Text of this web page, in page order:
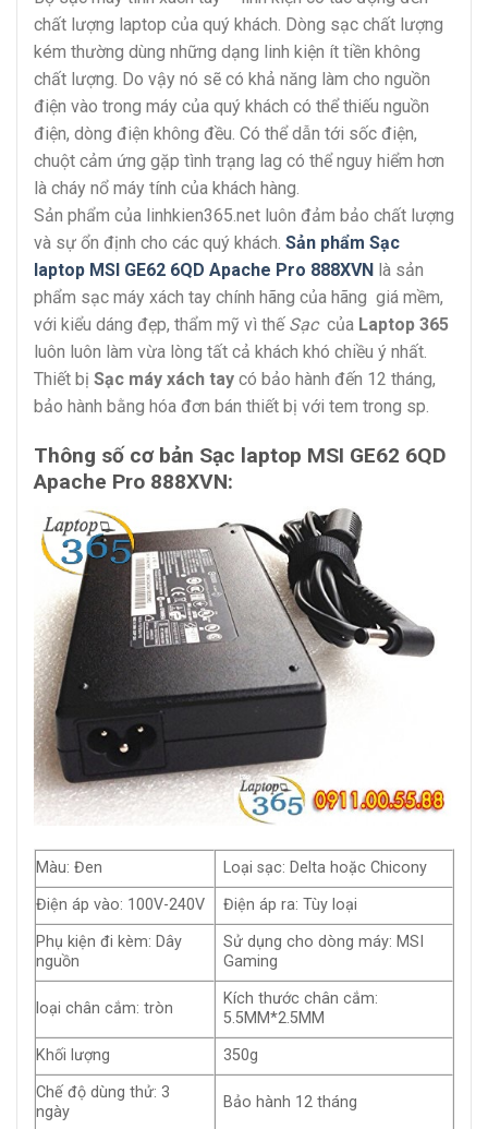
chất lượng laptop của quý khách. Dòng sạc chất lượng
kém thường dùng những dạng linh kiện ít tiền không
chất lượng. Do vậy nó sẽ có khả năng làm cho nguồn
điện vào trong máy của quý khách có thể thiếu nguồn
điện, dòng điện không đều. Có thể dẫn tới sốc điện,
chuột cảm ứng gặp tình trạng lag có thể nguy hiểm hơn
là cháy nổ máy tính của khách hàng.
Sản phẩm của linhkien365.net luôn đảm bảo chất lượng
và sự ổn định cho các quý khách. Sản phẩm Sạc
laptop MSI GE62 6QD Apache Pro 888XVN là sản
phẩm sạc máy xách tay chính hãng của hãng giá mềm,
với kiểu dáng đẹp, thẩm mỹ vì thế Sạc của Laptop 365
luôn luôn làm vừa lòng tất cả khách khó chiều ý nhất.
Thiết bị Sạc máy xách tay có bảo hành đến 12 tháng,
bảo hành bằng hóa đơn bán thiết bị với tem trong sp.
Thông số cơ bản Sạc laptop MSI GE62 6QD
Apache Pro 888XVN:
Màu: Đen
Loại sạc: Delta hoặc Chicony
Điện áp vào: 100V-240V
Điện áp ra: Tùy loại
Phụ kiện đi kèm: Dây
nguồn
Sử dụng cho dòng máy: MSI
Gaming
loại chân cắm: tròn
Kích thước chân cắm:
5.5MM*2.5MM
Khối lượng
350g
Chế độ dùng thử: 3
ngày
Bảo hành 12 tháng